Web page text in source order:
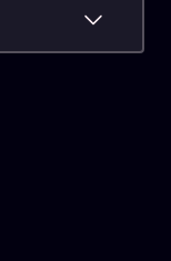
速。ローカ
なる自動化